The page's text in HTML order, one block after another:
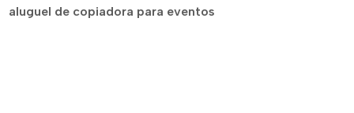
aluguel de copiadora para eventos